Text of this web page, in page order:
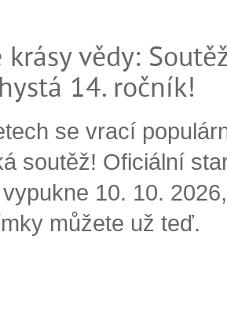
vědy:
14. ročník!
se vrací
soutěž! Oficiální
10. 10.
můžete už teď.